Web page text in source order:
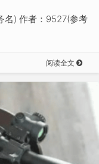
名) 作者：9527(参考
阅读全文